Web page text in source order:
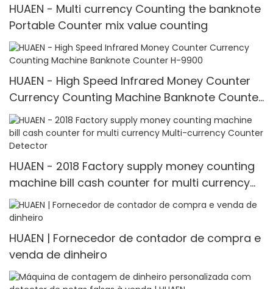
HUAEN - Multi currency Counting the banknote
Portable Counter mix value counting
HUAEN - High Speed Infrared Money Counter
Currency Counting Machine Banknote Counter
H-9900
HUAEN - 2018 Factory supply money counting
machine bill cash counter for multi currency
Multi-currency Counter <000000> Detector
HUAEN | Fornecedor de contador de compra e
venda de dinheiro